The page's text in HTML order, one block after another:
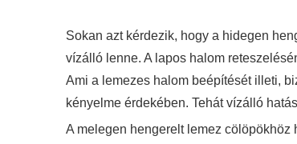
Sokan azt kérdezik, hogy a hidegen
vízálló lenne. A lapos halom
Ami a lemezes halom beépítését illeti,
kényelme érdekében. Tehát vízálló
A melegen hengerelt lemez